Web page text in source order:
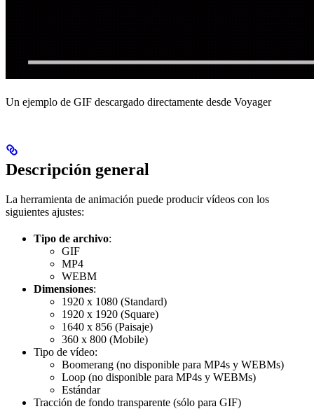
Un ejemplo de GIF descargado directamente desde Voyager
Descripción general
La herramienta de animación puede producir vídeos con los
siguientes ajustes:
Tipo de archivo:
GIF
MP4
WEBM
Dimensiones:
1920 x 1080 (Standard)
1920 x 1920 (Square)
1640 x 856 (Paisaje)
360 x 800 (Mobile)
Tipo de vídeo:
Boomerang (no disponible para MP4s y WEBMs)
Loop (no disponible para MP4s y WEBMs)
Estándar
Tracción de fondo transparente (sólo para GIF)